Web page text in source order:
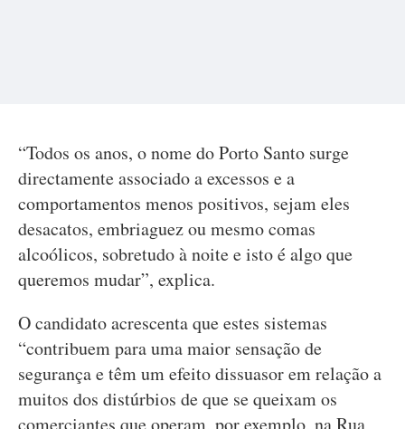
“Todos os anos, o nome do Porto Santo surge
directamente associado a excessos e a
comportamentos menos positivos, sejam eles
desacatos, embriaguez ou mesmo comas
alcoólicos, sobretudo à noite e isto é algo que
queremos mudar”, explica.
O candidato acrescenta que estes sistemas
“contribuem para uma maior sensação de
segurança e têm um efeito dissuasor em relação a
muitos dos distúrbios de que se queixam os
comerciantes que operam, por exemplo, na Rua